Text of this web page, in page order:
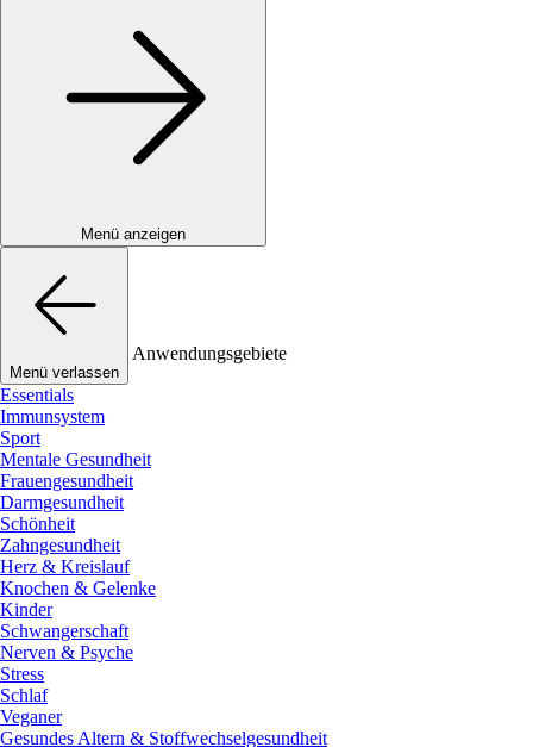
Menü anzeigen
Menü verlassen
Anwendungsgebiete
Essentials
Immunsystem
Sport
Mentale Gesundheit
Frauengesundheit
Darmgesundheit
Schönheit
Zahngesundheit
Herz & Kreislauf
Knochen & Gelenke
Kinder
Schwangerschaft
Nerven & Psyche
Stress
Schlaf
Veganer
Gesundes Altern & Stoffwechselgesundheit